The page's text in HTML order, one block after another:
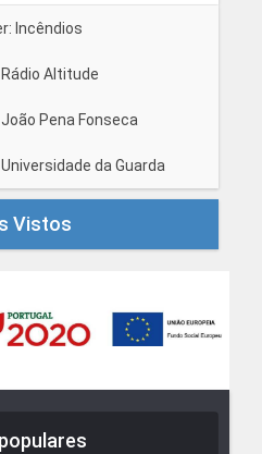
Incêndios
Rádio Altitude
Pena Fonseca
da Guarda
Vistos